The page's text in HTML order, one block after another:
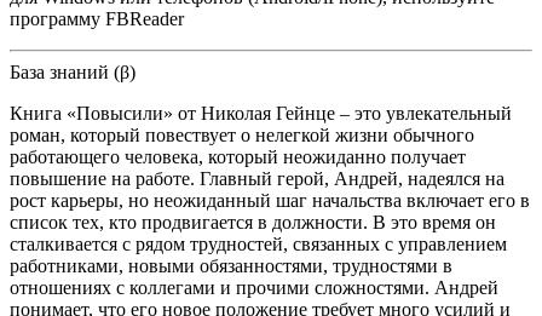
программу FBReader
База знаний (β)
Книга «Повысили» от Николая Гейнце – это увлекательный
роман, который повествует о нелегкой жизни обычного
работающего человека, который неожиданно получает
повышение на работе. Главный герой, Андрей, надеялся на
рост карьеры, но неожиданный шаг начальства включает его в
список тех, кто продвигается в должности. В это время он
сталкивается с рядом трудностей, связанных с управлением
работниками, новыми обязанностями, трудностями в
отношениях с коллегами и прочими сложностями. Андрей
понимает, что его новое положение требует много усилий и